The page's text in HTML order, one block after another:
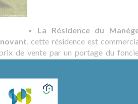
La Résidence du
, cette résidence est
de vente par un portage du